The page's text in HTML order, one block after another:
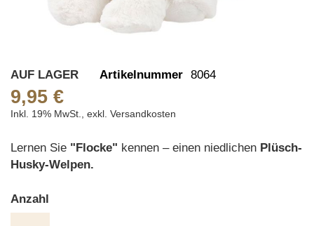
Skip
to
the
of
the
images
gallery
AUF LAGER Artikelnummer 8064
9,95 €
Inkl. 19% MwSt., exkl. Versandkosten
Lernen Sie "Flocke" kennen – einen niedlichen Plüsch-
Husky-Welpen.
Anzahl